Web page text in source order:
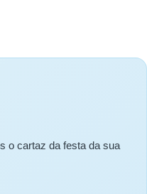
o cartaz da festa da sua